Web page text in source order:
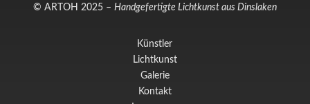
© ARTOH 2025 – Handgefertigte Lichtkunst aus Dinslaken
Künstler
Lichtkunst
Galerie
Kontakt